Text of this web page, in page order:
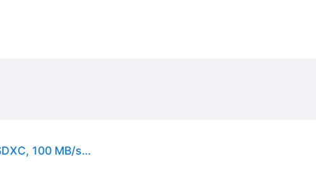
SanDisk SDSQXAT-064G-GNCZN, 64 GB, MicroSDXC, 100 MB/s, 60 MB/s, Class 3 (U3), Punainen, Valkoinen